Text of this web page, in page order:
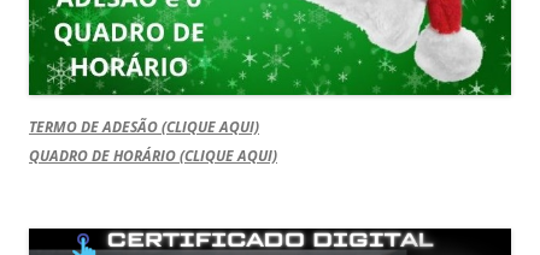
TERMO DE ADESÃO (CLIQUE AQUI)
QUADRO DE HORÁRIO (CLIQUE AQUI)